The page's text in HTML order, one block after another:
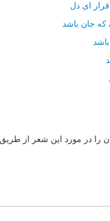
ای دل
جان باشد
را در مورد این شعر از